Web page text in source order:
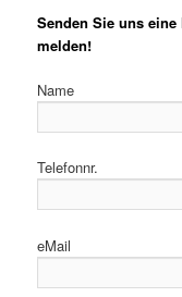
Senden Sie uns
melden!
Name
Telefonnr.
eMail